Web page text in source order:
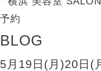
BLOG
5月19日(月)20日(